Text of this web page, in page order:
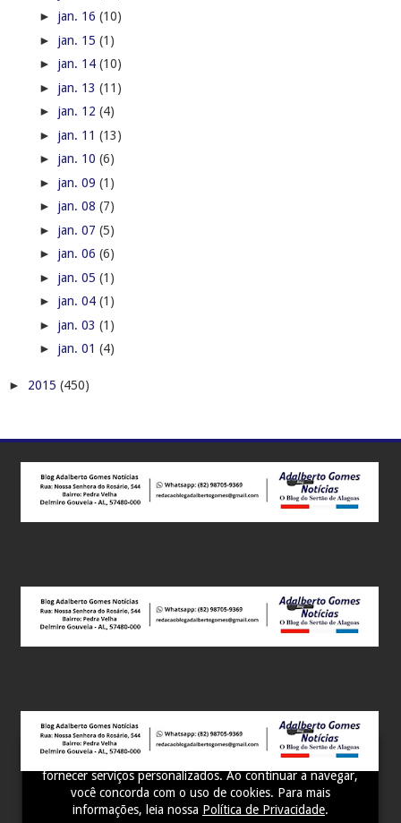
Este site utiliza cookies para melhorar sua experiência e
fornecer serviços personalizados. Ao continuar a navegar,
você concorda com o uso de cookies. Para mais
informações, leia nossa Política de Privacidade.
► jan. 16 (10)
► jan. 15 (1)
► jan. 14 (10)
► jan. 13 (11)
► jan. 12 (4)
► jan. 11 (13)
► jan. 10 (6)
► jan. 09 (1)
► jan. 08 (7)
► jan. 07 (5)
► jan. 06 (6)
► jan. 05 (1)
► jan. 04 (1)
► jan. 03 (1)
► jan. 01 (4)
► 2015 (450)